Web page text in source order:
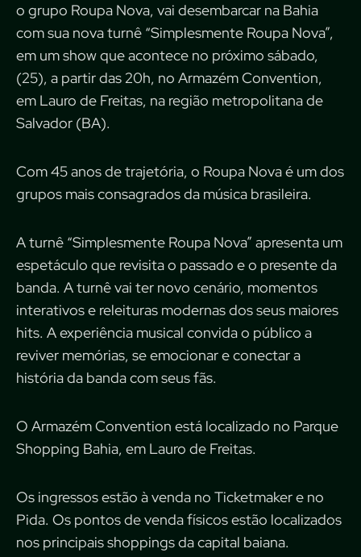
o grupo Roupa Nova, vai desembarcar na Bahia
com sua nova turnê “Simplesmente Roupa Nova”,
em um show que acontece no próximo sábado,
(25), a partir das 20h, no Armazém Convention,
em Lauro de Freitas, na região metropolitana de
Salvador (BA).
Com 45 anos de trajetória, o Roupa Nova é um dos
grupos mais consagrados da música brasileira.
A turnê “Simplesmente Roupa Nova” apresenta um
espetáculo que revisita o passado e o presente da
banda. A turnê vai ter novo cenário, momentos
interativos e releituras modernas dos seus maiores
hits. A experiência musical convida o público a
reviver memórias, se emocionar e conectar a
história da banda com seus fãs.
O Armazém Convention está localizado no Parque
Shopping Bahia, em Lauro de Freitas.
Os ingressos estão à venda no Ticketmaker e no
Pida. Os pontos de venda físicos estão localizados
nos principais shoppings da capital baiana.